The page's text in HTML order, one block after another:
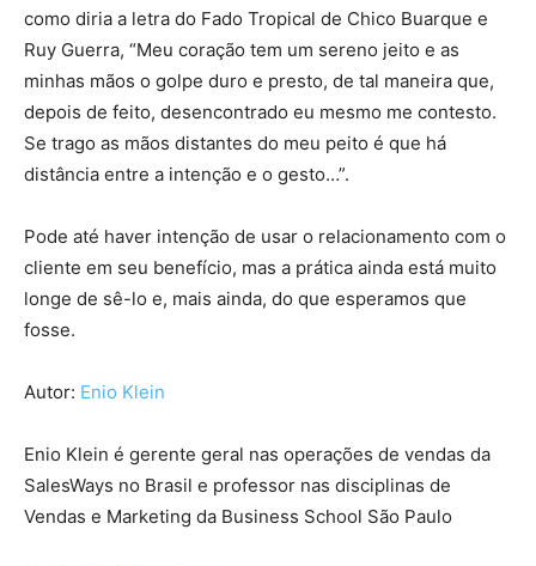
como diria a letra do Fado Tropical de Chico Buarque e
Ruy Guerra, “Meu coração tem um sereno jeito e as
minhas mãos o golpe duro e presto, de tal maneira que,
depois de feito, desencontrado eu mesmo me contesto.
Se trago as mãos distantes do meu peito é que há
distância entre a intenção e o gesto…”.
Pode até haver intenção de usar o relacionamento com o
cliente em seu benefício, mas a prática ainda está muito
longe de sê-lo e, mais ainda, do que esperamos que
fosse.
Autor: Enio Klein
Enio Klein é gerente geral nas operações de vendas da
SalesWays no Brasil e professor nas disciplinas de
Vendas e Marketing da Business School São Paulo